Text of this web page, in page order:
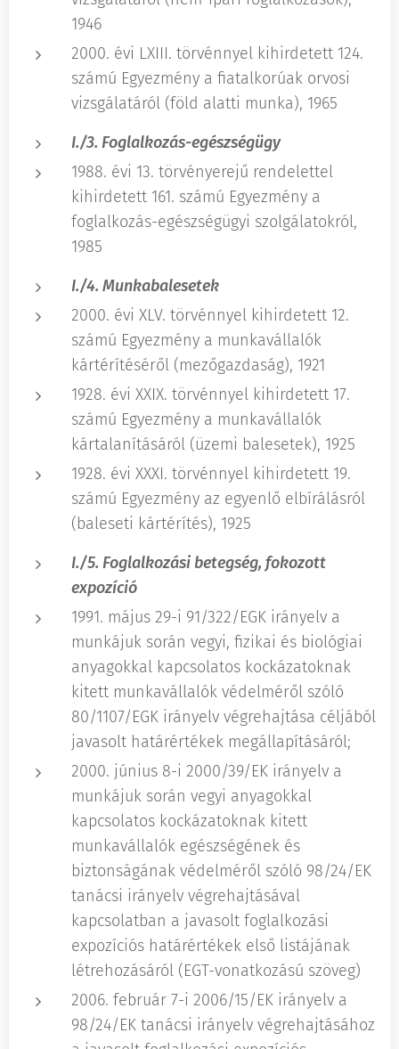
1946
2000. évi LXIII. törvénnyel kihirdetett 124.
számú Egyezmény a fiatalkorúak orvosi
vizsgálatáról (föld alatti munka), 1965
I./3. Foglalkozás-egészségügy
1988. évi 13. törvényerejű rendelettel
kihirdetett 161. számú Egyezmény a
foglalkozás-egészségügyi szolgálatokról,
1985
I./4. Munkabalesetek
2000. évi XLV. törvénnyel kihirdetett 12.
számú Egyezmény a munkavállalók
kártérítéséről (mezőgazdaság), 1921
1928. évi XXIX. törvénnyel kihirdetett 17.
számú Egyezmény a munkavállalók
kártalanításáról (üzemi balesetek), 1925
1928. évi XXXI. törvénnyel kihirdetett 19.
számú Egyezmény az egyenlő elbírálásról
(baleseti kártérítés), 1925
I./5. Foglalkozási betegség, fokozott
expozíció
1991. május 29-i 91/322/EGK irányelv a
munkájuk során vegyi, fizikai és biológiai
anyagokkal kapcsolatos kockázatoknak
kitett munkavállalók védelméről szóló
80/1107/EGK irányelv végrehajtása céljából
javasolt határértékek megállapításáról;
2000. június 8-i 2000/39/EK irányelv a
munkájuk során vegyi anyagokkal
kapcsolatos kockázatoknak kitett
munkavállalók egészségének és
biztonságának védelméről szóló 98/24/EK
tanácsi irányelv végrehajtásával
kapcsolatban a javasolt foglalkozási
expozíciós határértékek első listájának
létrehozásáról (EGT-vonatkozású szöveg)
2006. február 7-i 2006/15/EK irányelv a
98/24/EK tanácsi irányelv végrehajtásához